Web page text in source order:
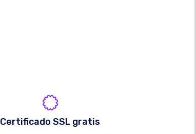
Certificado SSL gratis